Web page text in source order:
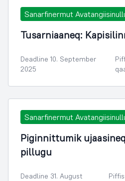
Sanarfinermut
Tusarniaaneq:
Deadline 10. September
2025
Sanarfinermut
Piginnittumik
pillugu
Deadline 31. August